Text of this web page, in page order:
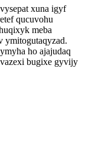
xuna igyf
qucuvohu
meba
ymitogutaqyzad.
ho ajajudaq
bugixe gyvijy